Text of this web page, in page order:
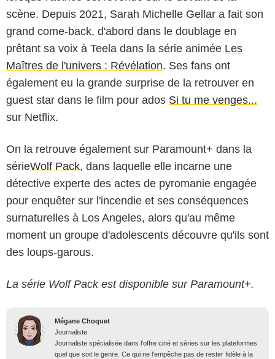
scène. Depuis 2021, Sarah Michelle Gellar a fait son
grand come-back, d'abord dans le doublage en
prêtant sa voix à Teela dans la série animée Les
Maîtres de l'univers : Révélation. Ses fans ont
également eu la grande surprise de la retrouver en
guest star dans le film pour ados Si tu me venges...
sur Netflix.
On la retrouve également sur Paramount+ dans la
sérieWolf Pack, dans laquelle elle incarne une
détective experte des actes de pyromanie engagée
pour enquêter sur l'incendie et ses conséquences
surnaturelles à Los Angeles, alors qu'au même
moment un groupe d'adolescents découvre qu'ils sont
des loups-garous.
La série Wolf Pack est disponible sur Paramount+.
Mégane Choquet
Journaliste
Journaliste spécialisée dans l'offre ciné et séries sur les plateformes
quel que soit le genre. Ce qui ne l'empêche pas de rester fidèle à la